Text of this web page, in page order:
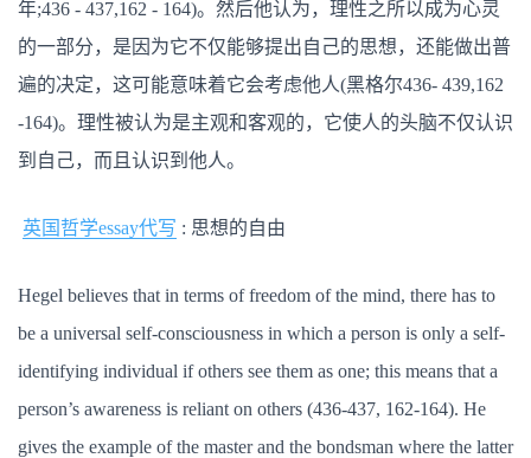
年;436 - 437,162 - 164)。然后他认为，理性之所以成为心灵
的一部分，是因为它不仅能够提出自己的思想，还能做出普
遍的决定，这可能意味着它会考虑他人(黑格尔436- 439,162
-164)。理性被认为是主观和客观的，它使人的头脑不仅认识
到自己，而且认识到他人。
英国哲学essay代写 : 思想的自由
Hegel believes that in terms of freedom of the mind, there has to
be a universal self-consciousness in which a person is only a self-
identifying individual if others see them as one; this means that a
person’s awareness is reliant on others (436-437, 162-164). He
gives the example of the master and the bondsman where the latter